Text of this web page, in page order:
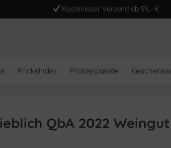
Kostenloser Versand ab 99,- €
Prickelndes Probierpakete
QbA 2022